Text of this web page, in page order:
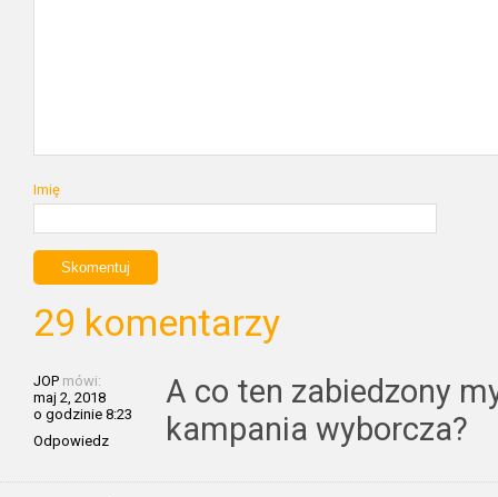
Imię
29 komentarzy
JOP mówi:
maj 2, 2018
o godzinie 8:23
Odpowiedz
A co ten zabiedzony
kampania wyborcza?